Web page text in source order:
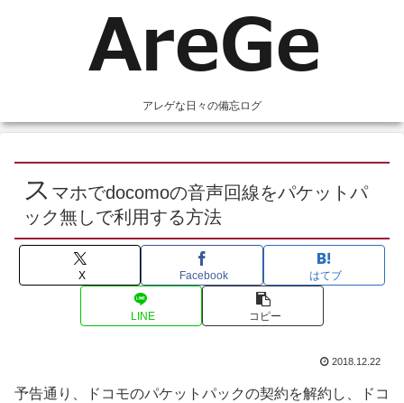
アレゲな日々の備忘ログ
ス マホでdocomoの音声回線をパケットパ
ック無しで利用する方法
X Facebook はてブ
LINE コピー
2018.12.22
予告通り、ドコモのパケットパックの契約を解約し、ドコ